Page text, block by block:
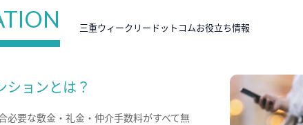
三重ウィークリードットコムお役立ち情報
ションとは？
必要な敷金・礼金・仲介手数料がすべて無